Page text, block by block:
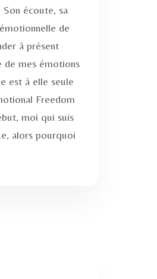
écoute, sa
de
à présent
de mes émotions
est à elle seule
Freedom
moi qui suis
alors pourquoi